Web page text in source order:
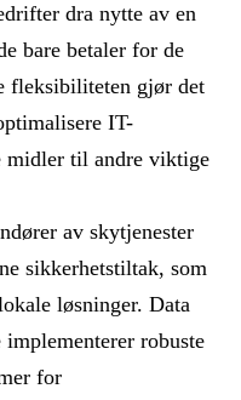
dra nytte av en
bare betaler for de
fleksibiliteten gjør det
IT-
midler til andre viktige
av skytjenester
sikkerhetstiltak, som
løsninger. Data
robuste
for